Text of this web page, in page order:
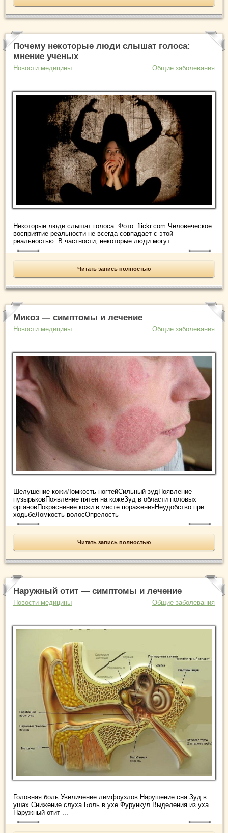
Почему некоторые люди слышат голоса:
мнение ученых
Новости медицины Общие заболевания
Некоторые люди слышат голоса. Фото: flickr.com Человеческое
восприятие реальности не всегда совпадает с этой
реальностью. В частности, некоторые люди могут ...
Читать запись полностью
Микоз — симптомы и лечение
Новости медицины Общие заболевания
Шелушение кожиЛомкость ногтейСильный зудПоявление
пузырьковПоявление пятен на кожеЗуд в области половых
органовПокраснение кожи в месте пораженияНеудобство при
ходьбеЛомкость волосОпрелость
Читать запись полностью
Наружный отит — симптомы и лечение
Новости медицины Общие заболевания
Головная боль Увеличение лимфоузлов Нарушение сна Зуд в
ушах Снижение слуха Боль в ухе Фурункул Выделения из уха
Наружный отит ...